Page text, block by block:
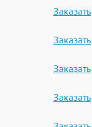
Заказать
Заказать
Заказать
Заказать